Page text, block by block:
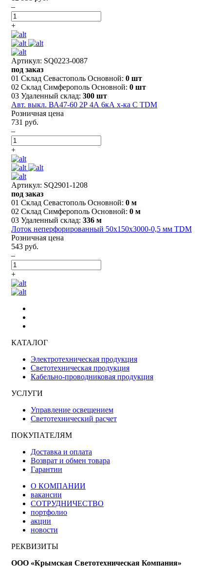
–
+
Артикул: SQ0223-0087
под заказ
01 Склад Севастополь Основной: 0 шт
02 Склад Симферополь Основной: 0 шт
03 Удаленный склад: 300 шт
Авт. выкл. ВА47-60 2Р 4А 6кА х-ка С TDM
Розничная цена
731 руб.
–
+
Артикул: SQ2901-1208
под заказ
01 Склад Севастополь Основной: 0 м
02 Склад Симферополь Основной: 0 м
03 Удаленный склад: 336 м
Лоток неперфорированный 50х150х3000-0,5 мм TDM
Розничная цена
543 руб.
–
+
КАТАЛОГ
Электротехническая продукция
Светотехническая продукция
Кабельно-проводниковая продукция
УСЛУГИ
Управление освещением
Светотехнический расчет
ПОКУПАТЕЛЯМ
Доставка и оплата
Возврат и обмен товара
Гарантии
О КОМПАНИИ
вакансии
СОТРУДНИЧЕСТВО
портфолио
акции
новости
РЕКВИЗИТЫ
ООО «Крымская Светотехническая Компания»